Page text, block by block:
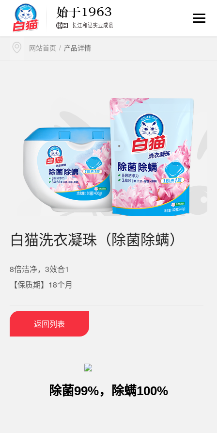
网站首页 / 产品详情
白猫洗衣凝珠（除菌除螨）
8倍洁净，3效合1
【保质期】18个月
返回列表
除菌99%，除螨100%